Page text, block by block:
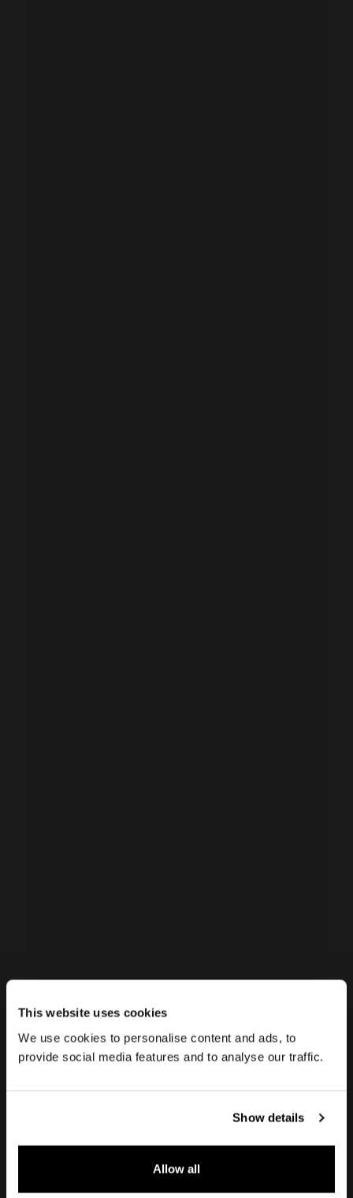
This website uses cookies
We use cookies to personalise content and ads, to
provide social media features and to analyse our traffic.
Show details
Allow all
Induktionskochfelder
Area
innovatives und funktionales